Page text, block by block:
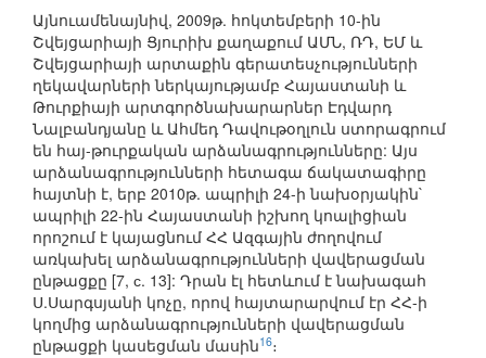
Այնուամենայնիվ, 2009թ. հոկտեմբերի 10-ին
Շվեյցարիայի Ցյուրիխ քաղաքում ԱՄՆ, ՌԴ, ԵՄ և
Շվեյցարիայի արտաքին գերատեսչությունների
ղեկավարների ներկայությամբ Հայաստանի և
Թուրքիայի արտգործնախարարներ Էդվարդ
Նալբանդյանը և Ահմեդ Դավութօղլուն ստորագրում
են հայ-թուրքական արձանագրությունները: Այս
արձանագրությունների հետագա ճակատագիրը
հայտնի է, երբ 2010թ. ապրիլի 24-ի նախօրյակին`
ապրիլի 22-ին Հայաստանի իշխող կոալիցիան
որոշում է կայացնում ՀՀ Ազգային ժողովում
առկախել արձանագրությունների վավերացման
ընթացքը [7, с. 13]: Դրան էլ հետևում է նախագահ
Ս.Սարգսյանի կոչը, որով հայտարարվում էր ՀՀ-ի
կողմից արձանագրությունների վավերացման
ընթացքի կասեցման մասին16։